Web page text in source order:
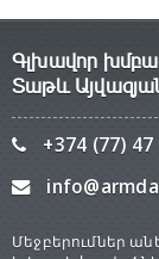
Գլխավոր
Տաթև
+374 (77) 47
Մեջբերումներ